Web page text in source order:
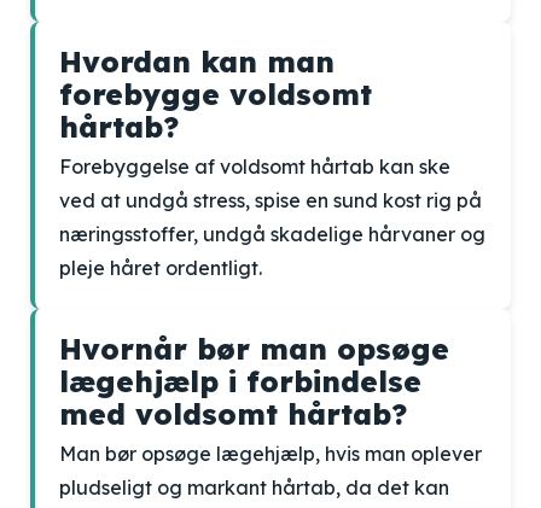
Hvordan kan man
forebygge voldsomt
hårtab?
Forebyggelse af voldsomt hårtab kan ske
ved at undgå stress, spise en sund kost rig på
næringsstoffer, undgå skadelige hårvaner og
pleje håret ordentligt.
Hvornår bør man opsøge
lægehjælp i forbindelse
med voldsomt hårtab?
Man bør opsøge lægehjælp, hvis man oplever
pludseligt og markant hårtab, da det kan